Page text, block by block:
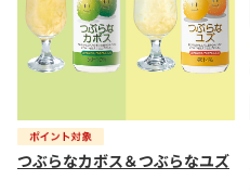
つぶらなカボス＆つぶらなユズ